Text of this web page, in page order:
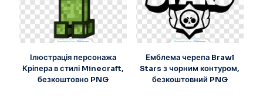
Ілюстрація персонажа
Кріпера в стилі Minecraft,
безкоштовно PNG
Емблема черепа Brawl
Stars з чорним контуром,
безкоштовний PNG